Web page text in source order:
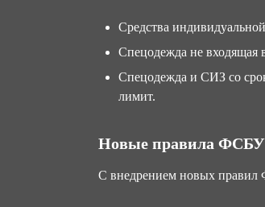
Средства
Спецодежда не входящая
Спецодежда и СИЗ со
лимит.
Новые правила ФСБУ
С внедрением новых правил